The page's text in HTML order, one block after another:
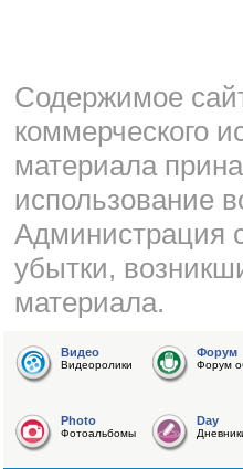
Cодержимое
коммерческого
материала
использование
Администрация
убытки,
материала.
Видео
Видеоролики
Форум
Форум
Photo
Фотоальбомы
Day